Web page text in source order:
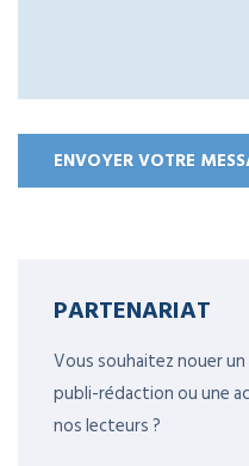
PARTENARIAT
Vous souhaitez nouer
publi-rédaction ou une
nos lecteurs ?